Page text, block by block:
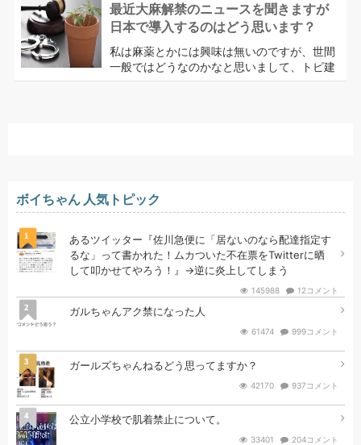
最近大麻解禁のニュースを聞きますが
日本で導入するのはどう思います？
私は麻薬とかには興味は無いのですが、世間
一般ではどうなのかなと思いまして、トピ建
ボイちゃん 人気トピック
1
あるツイッター『佐川急便に「居ないのなら配達指定す
るな」って書かれた！ムカついた不在票をTwitterに晒
して叩かせてやろう！』→逆に炎上してしまう
145988 12コメント
2 ガルちゃんアク禁になった人
61474 999コメント
3 ガールズちゃんねるどう思ってますか？
42170 937コメント
4 公立小学校で肌着禁止について。
33401 204コメント